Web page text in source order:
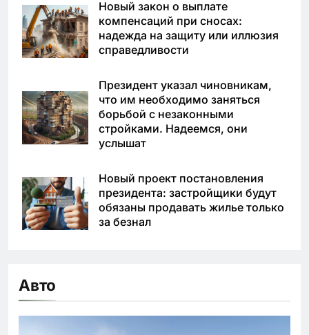
Новый закон о выплате
компенсаций при сносах:
надежда на защиту или иллюзия
справедливости
Президент указал чиновникам,
что им необходимо заняться
борьбой с незаконными
стройками. Надеемся, они
услышат
Новый проект постановления
президента: застройщики будут
обязаны продавать жилье только
за безнал
Авто